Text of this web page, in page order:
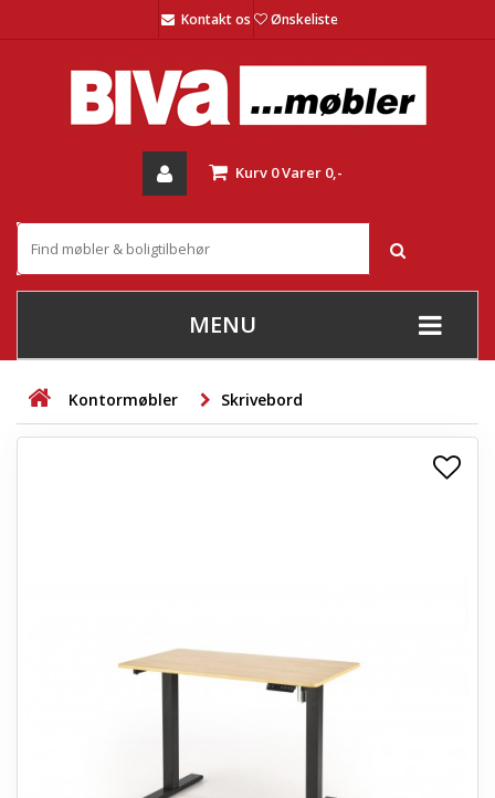
Kontakt os Ønskeliste
Kurv 0Varer 0,-
MENU
+
STUE
+
Kontormøbler Skrivebord